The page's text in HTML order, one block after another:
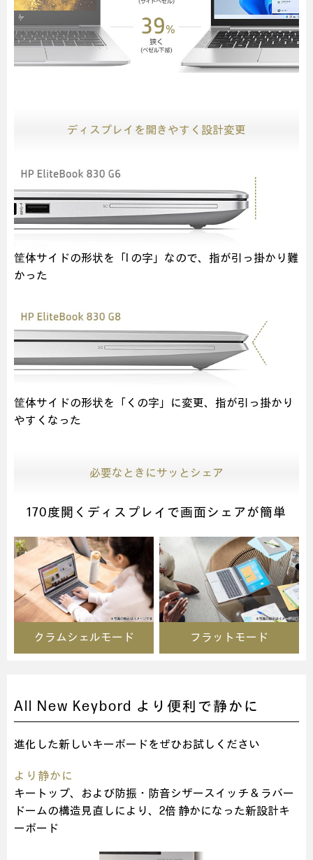
ディスプレイを開きやすく設計変更
筐体サイドの形状を「I の字」なので、指が引っ掛かり難
かった
筐体サイドの形状を「くの字」に変更、指が引っ掛かり
やすくなった
必要なときにサッとシェア
170度開くディスプレイで画面シェアが簡単
クラムシェルモード フラットモード
All New Keybord より便利で静かに
進化した新しいキーボードをぜひお試しください
より静かに
キートップ、および防振・防音シザースイッチ & ラバー
ドームの構造見直しにより、2倍 静かになった新設計キ
ーボード